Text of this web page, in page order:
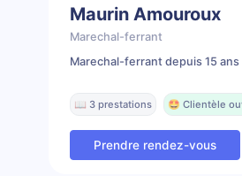
Maurin Amouroux
Marechal-ferrant
Marechal-ferrant depuis 15 ans
📖 3 prestations 🤩 Clientèle
Prendre rendez-vous